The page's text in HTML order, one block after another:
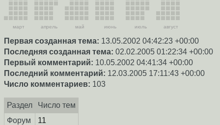
март апрель май июнь июль август
Первая созданная тема: 13.05.2002 04:42:23 +00:00
Последняя созданная тема: 02.02.2005 01:22:34 +00:00
Первый комментарий: 10.05.2002 04:41:34 +00:00
Последний комментарий: 12.03.2005 17:11:43 +00:00
Число комментариев: 103
Раздел
Число тем
Форум
11